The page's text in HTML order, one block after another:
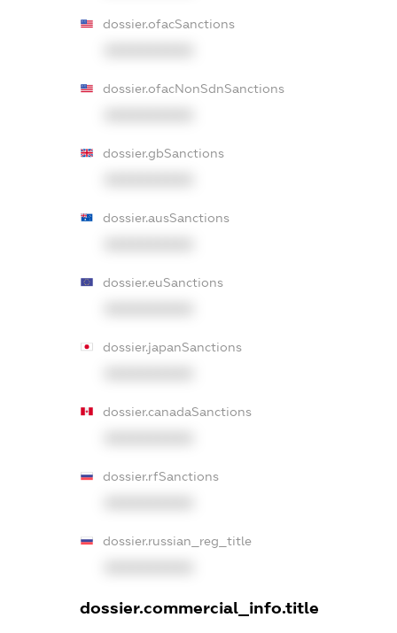
dossier.ofacSanctions
dossier.ofacNonSdnSanctions
dossier.gbSanctions
dossier.ausSanctions
dossier.euSanctions
dossier.japanSanctions
dossier.canadaSanctions
dossier.rfSanctions
dossier.russian_reg_title
dossier.commercial_info.title